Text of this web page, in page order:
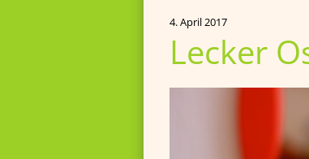
4. April 2017
Lecker